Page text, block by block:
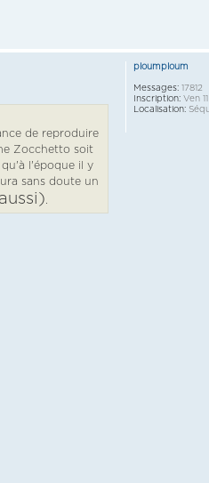
de reproduire
Zocchetto soit
l'époque il y
sans doute un
ploumploum
Messages: 17812
Inscription: Ven
Localisation: